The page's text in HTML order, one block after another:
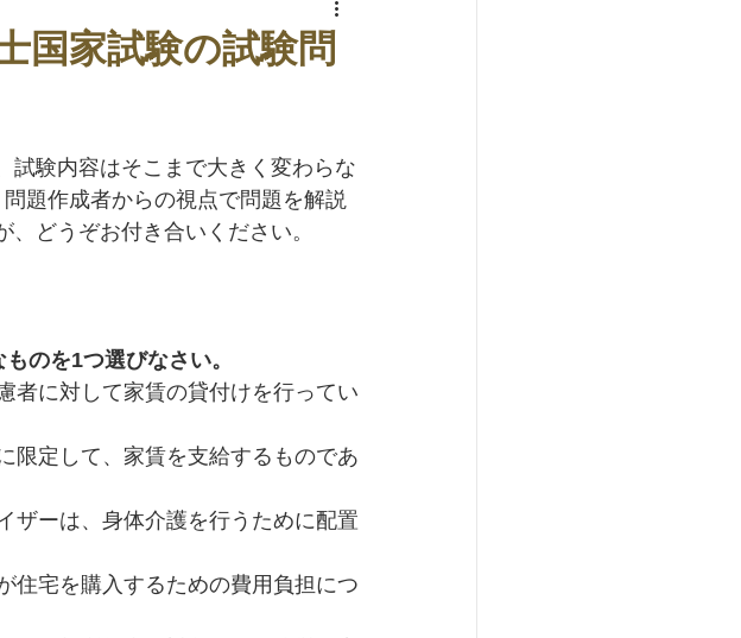
国家試験の試験問
試験内容はそこまで大きく変わらな
題作成者からの視点で問題を解説
どうぞお付き合いください。
のを1つ選びなさい。
者に対して家賃の貸付けを行ってい
限定して、家賃を支給するものであ
ザーは、身体介護を行うために配置
住宅を購入するための費用負担につ